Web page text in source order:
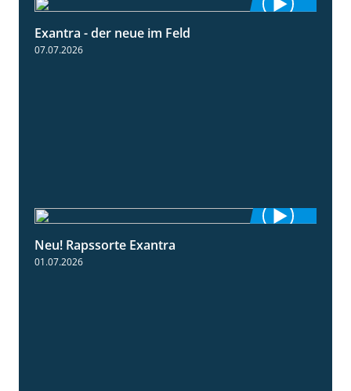
Exantra - der neue im Feld
07.07.2026
Neu! Rapssorte Exantra
01.07.2026